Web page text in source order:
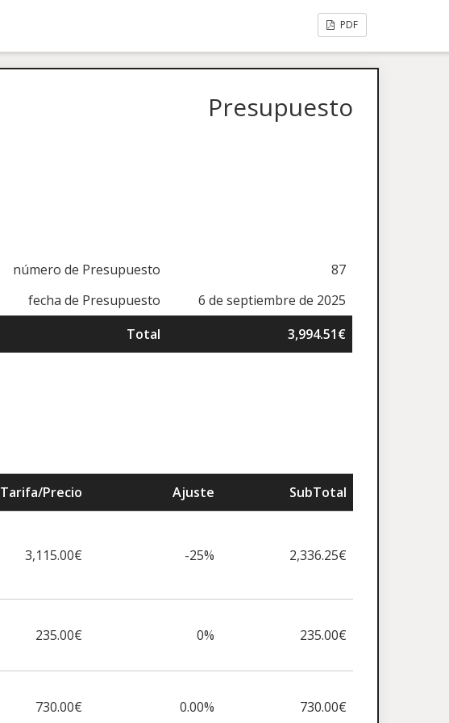
PDF
Presupuesto
número de Presupuesto
87
fecha de Presupuesto
6 de septiembre de 2025
Total
3,994.51€
Tarifa/Precio Ajuste SubTotal
3,115.00€ -25% 2,336.25€
235.00€ 0% 235.00€
730.00€ 0.00% 730.00€